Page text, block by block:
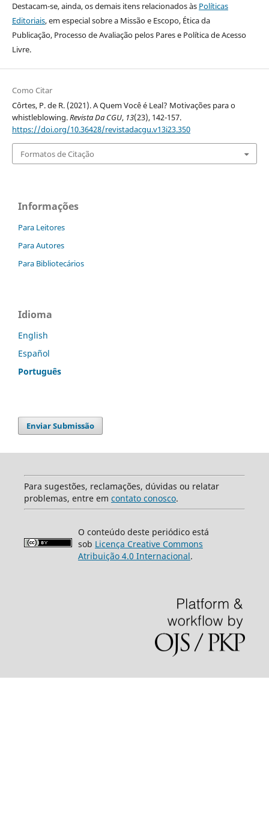
Destacam-se, ainda, os demais itens relacionados às Políticas
Editoriais, em especial sobre a Missão e Escopo, Ética da
Publicação, Processo de Avaliação pelos Pares e Política de Acesso
Livre.
Como Citar
Côrtes, P. de R. (2021). A Quem Você é Leal? Motivações para o
whistleblowing.Revista Da CGU, 13(23), 142-157.
https://doi.org/10.36428/revistadacgu.v13i23.350
Formatos de Citação
Informações
Para Leitores
Para Autores
Para Bibliotecários
Idioma
English
Español
Português
Enviar Submissão
Para sugestões, reclamações, dúvidas ou relatar
problemas, entre em contato conosco.
O conteúdo deste periódico está
sob Licença Creative Commons
Atribuição 4.0 Internacional.